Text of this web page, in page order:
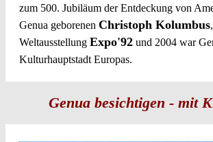
zum 500. Jubiläum der Entdeckung von
Genua geborenen Christoph Kolumbus
Weltausstellung Expo'92 und 2004 war
Kulturhauptstadt Europas.
Genua besichtigen - mit